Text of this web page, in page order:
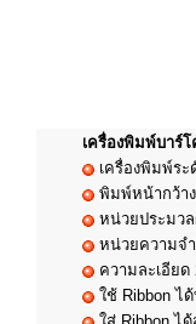
เครื่องพิมพ์บาร์
เครื่องพิมพ์ร
พิมพ์หน้ากว้าง
หน่วยประมว
หน่วยความจำ
ความละเอียด
ใช้ Ribbon ไ